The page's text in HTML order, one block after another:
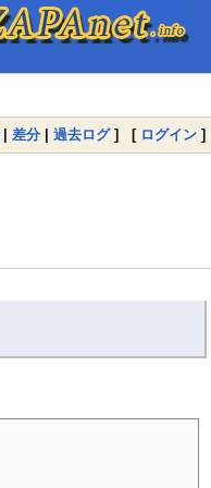
| 差分 | 過去ログ] [ ログイン ]